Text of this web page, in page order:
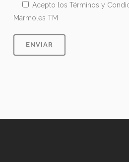
Acepto los Términos y
Mármoles TM